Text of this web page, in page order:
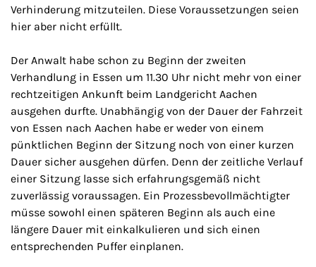
Verhinderung mitzuteilen. Diese Voraussetzungen seien
hier aber nicht erfüllt.
Der Anwalt habe schon zu Beginn der zweiten
Verhandlung in Essen um 11.30 Uhr nicht mehr von einer
rechtzeitigen Ankunft beim Landgericht Aachen
ausgehen durfte. Unabhängig von der Dauer der Fahrzeit
von Essen nach Aachen habe er weder von einem
pünktlichen Beginn der Sitzung noch von einer kurzen
Dauer sicher ausgehen dürfen. Denn der zeitliche Verlauf
einer Sitzung lasse sich erfahrungsgemäß nicht
zuverlässig voraussagen. Ein Prozessbevollmächtigter
müsse sowohl einen späteren Beginn als auch eine
längere Dauer mit einkalkulieren und sich einen
entsprechenden Puffer einplanen.